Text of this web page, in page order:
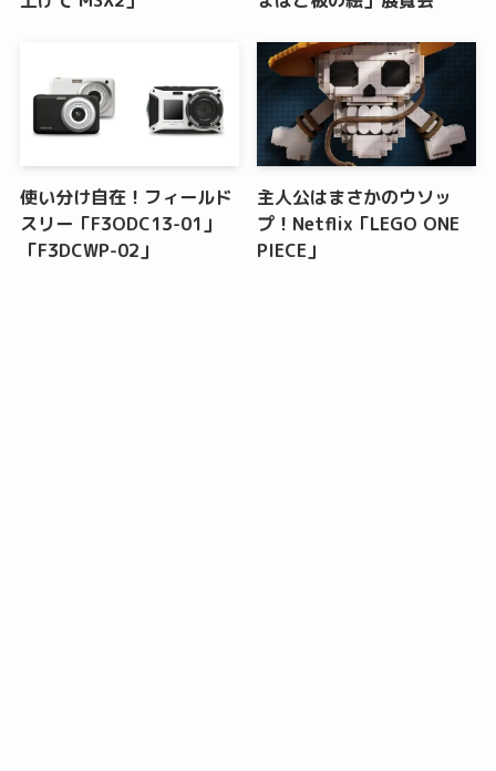
使い分け自在！フィールド
スリー「F3ODC13-01」
「F3DCWP-02」
主人公はまさかのウソッ
プ！Netflix「LEGO ONE
PIECE」